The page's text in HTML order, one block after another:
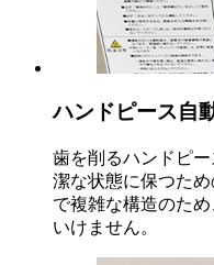
ハンドピース自
歯を削るハンドピ
潔な状態に保つた
で複雑な構造のた
いけません。